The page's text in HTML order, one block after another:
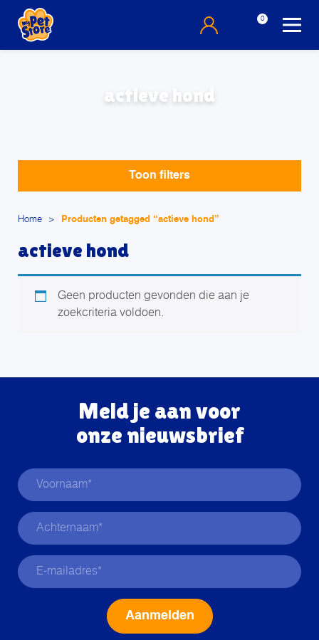
0
actieve hond
Toon filters
Home > Producten getagged “actieve hond”
actieve hond
Geen producten gevonden die aan je
zoekcriteria voldoen.
Meld je aan voor
onze nieuwsbrief